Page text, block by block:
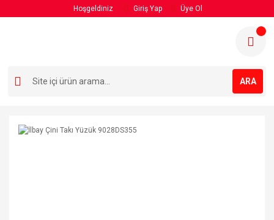
Hoşgeldiniz Giriş Yap Üye Ol
ARA